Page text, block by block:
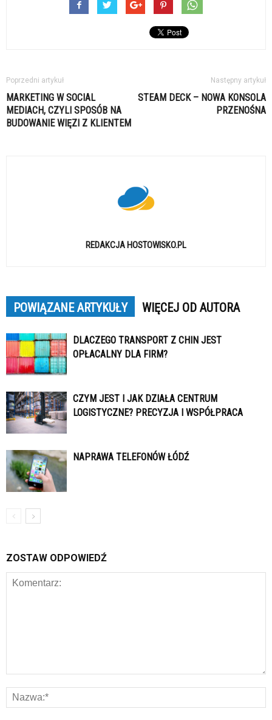
Poprzedni artykuł
MARKETING W SOCIAL
MEDIACH, CZYLI SPOSÓB NA
BUDOWANIE WIĘZI Z KLIENTEM
Następny artykuł
STEAM DECK – NOWA KONSOLA
PRZENOŚNA
REDAKCJA HOSTOWISKO.PL
POWIĄZANE ARTYKUŁY WIĘCEJ OD AUTORA
DLACZEGO TRANSPORT Z CHIN JEST
OPŁACALNY DLA FIRM?
CZYM JEST I JAK DZIAŁA CENTRUM
LOGISTYCZNE? PRECYZJA I WSPÓŁPRACA
NAPRAWA TELEFONÓW ŁÓDŹ
ZOSTAW ODPOWIEDŹ